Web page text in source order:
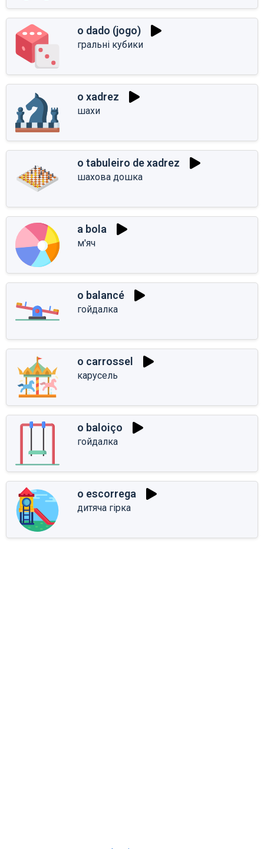
o dado (jogo)
гральні кубики
o xadrez
шахи
o tabuleiro de xadrez
шахова дошка
a bola
м'яч
o balancé
гойдалка
o carrossel
карусель
o baloiço
гойдалка
o escorrega
дитяча гірка